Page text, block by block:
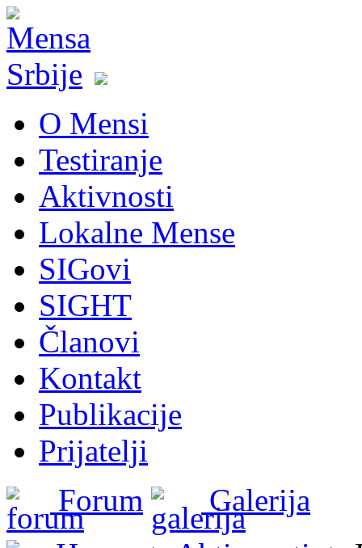
O Mensi
Testiranje
Aktivnosti
Lokalne Mense
SIGovi
SIGHT
Članovi
Kontakt
Publikacije
Prijatelji
Forum
Galerija